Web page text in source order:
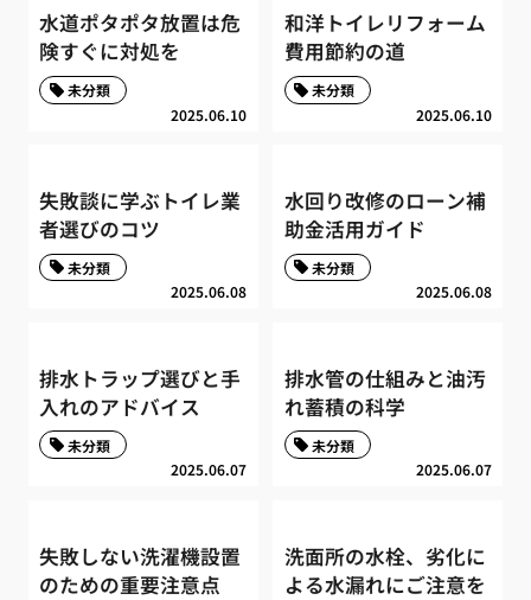
水道ポタポタ放置は危
険すぐに対処を
2025.06.10
未分類
和洋トイレリフォーム
費用節約の道
2025.06.10
未分類
失敗談に学ぶトイレ業
者選びのコツ
2025.06.08
未分類
水回り改修のローン補
助金活用ガイド
2025.06.08
未分類
排水トラップ選びと手
入れのアドバイス
2025.06.07
未分類
排水管の仕組みと油汚
れ蓄積の科学
2025.06.07
未分類
失敗しない洗濯機設置
のための重要注意点
洗面所の水栓、劣化に
よる水漏れにご注意を